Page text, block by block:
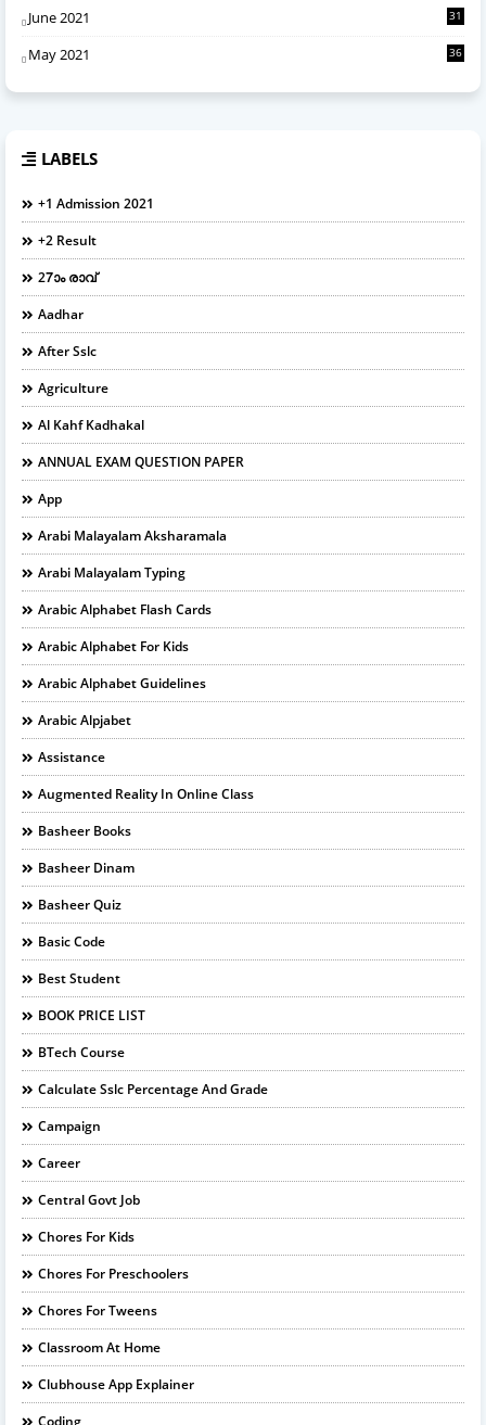
June 2021 31
May 2021 36
LABELS
+1 Admission 2021
+2 Result
27ാം രാവ്
Aadhar
After Sslc
Agriculture
Al Kahf Kadhakal
ANNUAL EXAM QUESTION PAPER
App
Arabi Malayalam Aksharamala
Arabi Malayalam Typing
Arabic Alphabet Flash Cards
Arabic Alphabet For Kids
Arabic Alphabet Guidelines
Arabic Alpjabet
Assistance
Augmented Reality In Online Class
Basheer Books
Basheer Dinam
Basheer Quiz
Basic Code
Best Student
BOOK PRICE LIST
BTech Course
Calculate Sslc Percentage And Grade
Campaign
Career
Central Govt Job
Chores For Kids
Chores For Preschoolers
Chores For Tweens
Classroom At Home
Clubhouse App Explainer